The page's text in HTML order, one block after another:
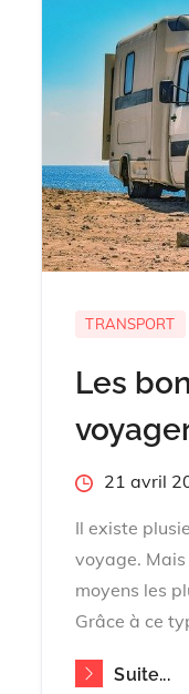
TRANSPORT
Les
Posted21 avril
Il existe
voyage. Mais
moyens les
Grâce à ce
Suite...